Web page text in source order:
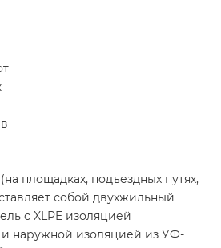
площадках, подъездных путях,
собой двухжильный
с XLPE изоляцией
и наружной изоляцией из УФ-